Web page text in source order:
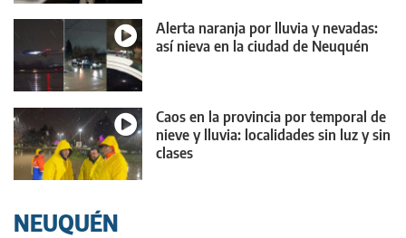
Alerta naranja por lluvia y nevadas:
así nieva en la ciudad de Neuquén
Caos en la provincia por temporal de
nieve y lluvia: localidades sin luz y sin
clases
NEUQUÉN